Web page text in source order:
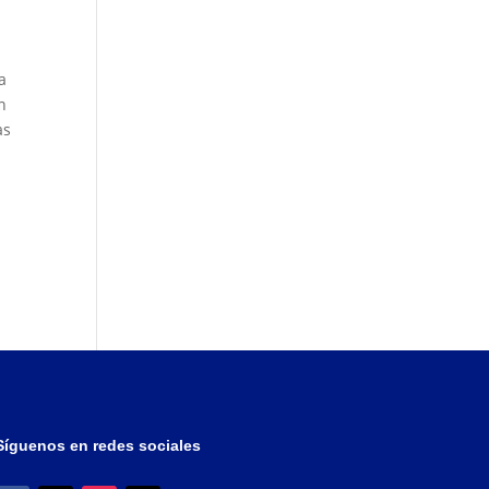
en redes sociales